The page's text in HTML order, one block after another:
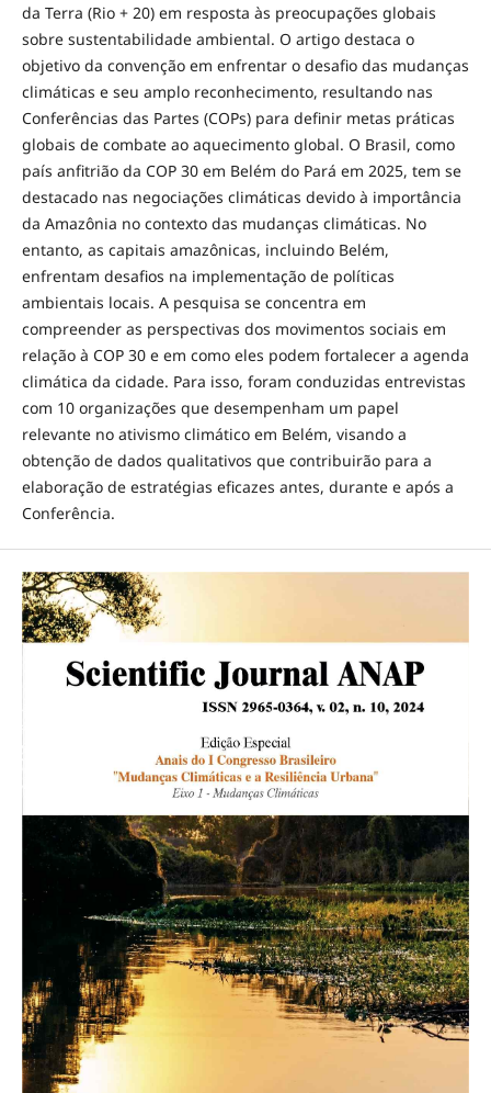
da Terra (Rio + 20) em resposta às preocupações globais
sobre sustentabilidade ambiental. O artigo destaca o
objetivo da convenção em enfrentar o desafio das mudanças
climáticas e seu amplo reconhecimento, resultando nas
Conferências das Partes (COPs) para definir metas práticas
globais de combate ao aquecimento global. O Brasil, como
país anfitrião da COP 30 em Belém do Pará em 2025, tem se
destacado nas negociações climáticas devido à importância
da Amazônia no contexto das mudanças climáticas. No
entanto, as capitais amazônicas, incluindo Belém,
enfrentam desafios na implementação de políticas
ambientais locais. A pesquisa se concentra em
compreender as perspectivas dos movimentos sociais em
relação à COP 30 e em como eles podem fortalecer a agenda
climática da cidade. Para isso, foram conduzidas entrevistas
com 10 organizações que desempenham um papel
relevante no ativismo climático em Belém, visando a
obtenção de dados qualitativos que contribuirão para a
elaboração de estratégias eficazes antes, durante e após a
Conferência.